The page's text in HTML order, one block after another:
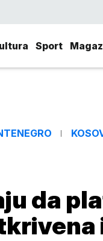
Sport
da